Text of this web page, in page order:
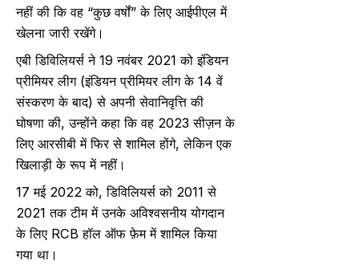
नहीं की कि वह “कुछ वर्षों” के लिए आईपीएल में
खेलना जारी रखेंगे।
एबी डिविलियर्स ने 19 नवंबर 2021 को इंडियन
प्रीमियर लीग (इंडियन प्रीमियर लीग के 14 वें
संस्करण के बाद) से अपनी सेवानिवृत्ति की
घोषणा की, उन्होंने कहा कि वह 2023 सीज़न के
लिए आरसीबी में फिर से शामिल होंगे, लेकिन एक
खिलाड़ी के रूप में नहीं।
17 मई 2022 को, डिविलियर्स को 2011 से
2021 तक टीम में उनके अविश्वसनीय योगदान
के लिए RCB हॉल ऑफ फ़ेम में शामिल किया
गया था।